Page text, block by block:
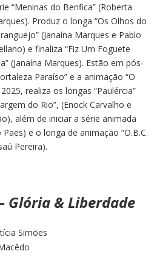
“Meninas do Benfica” (Roberta
Produz o longa “Os Olhos do
(Janaína Marques e Pablo
e finaliza “Fiz Um Foguete
(Janaína Marques). Estão em pós-
Paraíso” e a animação “O
realiza os longas “Paulércia”
do Rio”, (Enock Carvalho e
além de iniciar a série animada
e o longa de animação “O.B.C.
Pereira).
Glória & Liberdade
Simões